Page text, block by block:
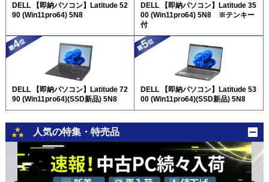
DELL 【即納パソコン】Latitude 52
90 (Win11pro64) 5N8
DELL 【即納パソコン】Latitude 35
00 (Win11pro64) 5N8 ※テンキー
付
DELL 【即納パソコン】Latitude 72
90 (Win11pro64)(SSD新品) 5N8
DELL 【即納パソコン】Latitude 53
00 (Win11pro64)(SSD新品) 5N8
人気の特集・特売品